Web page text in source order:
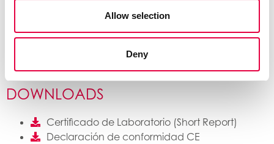
Allow selection
Deny
DOWNLOADS
Certificado de Laboratorio (Short Report)
Declaración de conformidad CE